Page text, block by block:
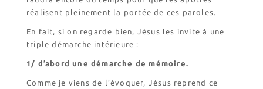
réalisent pleinement la portée de ces paroles.
En fait, si on regarde bien, Jésus les invite à une
triple démarche intérieure :
1/ d’abord une démarche de mémoire.
Comme je viens de l’évoquer, Jésus reprend ce